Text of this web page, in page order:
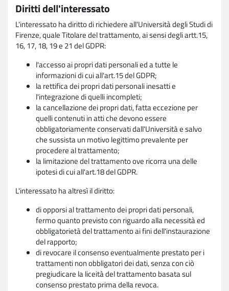
Diritti dell'interessato
L'interessato ha diritto di richiedere all'Università degli Studi di
Firenze, quale Titolare del trattamento, ai sensi degli artt.15,
16, 17, 18, 19 e 21 del GDPR:
l'accesso ai propri dati personali ed a tutte le
informazioni di cui all'art.15 del GDPR;
la rettifica dei propri dati personali inesatti e
l'integrazione di quelli incompleti;
la cancellazione dei propri dati, fatta eccezione per
quelli contenuti in atti che devono essere
obbligatoriamente conservati dall'Università e salvo
che sussista un motivo legittimo prevalente per
procedere al trattamento;
la limitazione del trattamento ove ricorra una delle
ipotesi di cui all'art.18 del GDPR.
L'interessato ha altresì il diritto:
di opporsi al trattamento dei propri dati personali,
fermo quanto previsto con riguardo alla necessità ed
obbligatorietà del trattamento ai fini dell'instaurazione
del rapporto;
di revocare il consenso eventualmente prestato per i
trattamenti non obbligatori dei dati, senza con ciò
pregiudicare la liceità del trattamento basata sul
consenso prestato prima della revoca.